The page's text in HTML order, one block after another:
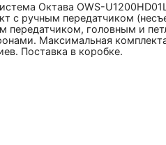
Октава OWS-
с ручным передатчиком
передатчиком, головным и
Максимальная
Поставка в коробке.